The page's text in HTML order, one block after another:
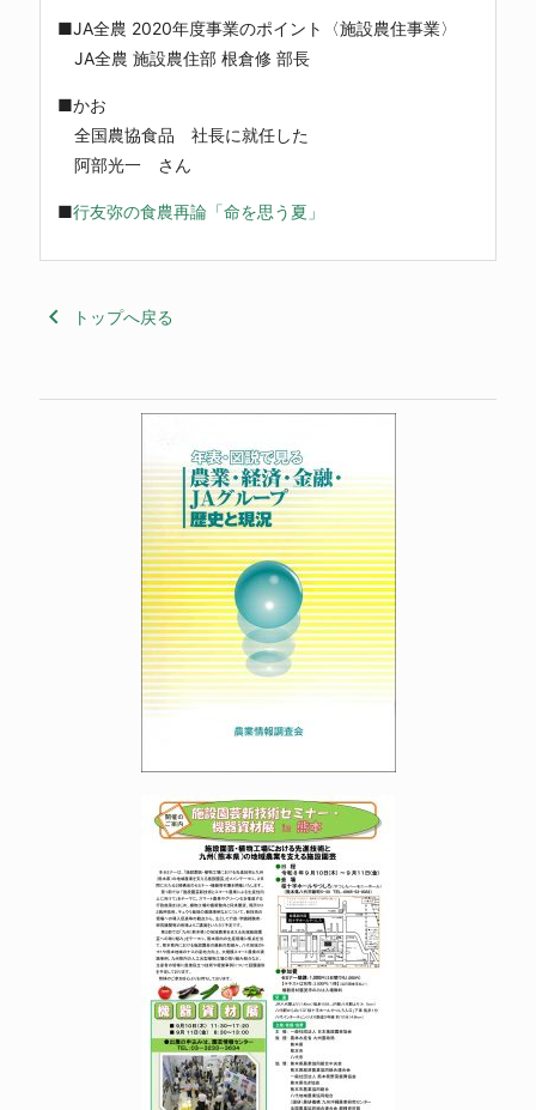
■JA全農 2020年度事業のポイント〈施設農住事業〉
JA全農 施設農住部 根倉修 部長
■かお
全国農協食品 社長に就任した
阿部光一 さん
■行友弥の食農再論「命を思う夏」
keyboard_arrow_left トップへ戻る